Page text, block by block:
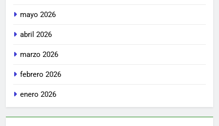
mayo 2026
abril 2026
marzo 2026
febrero 2026
enero 2026